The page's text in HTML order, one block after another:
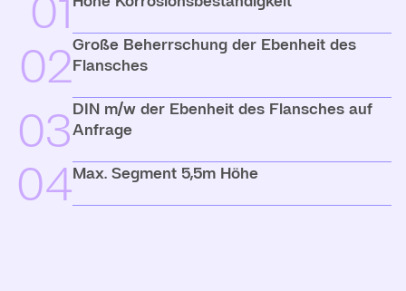
02Große Beherrschung der Ebenheit des
Flansches
03DIN m/w der Ebenheit des Flansches auf
Anfrage
04Max. Segment 5,5m Höhe